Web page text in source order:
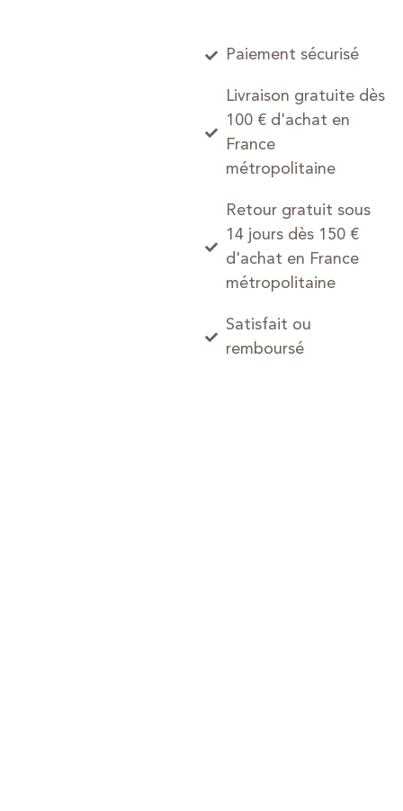
Paiement sécurisé
Livraison gratuite dès
100 € d'achat en
France
métropolitaine
Retour gratuit sous
14 jours dès 150 €
d'achat en France
métropolitaine
Satisfait ou
remboursé